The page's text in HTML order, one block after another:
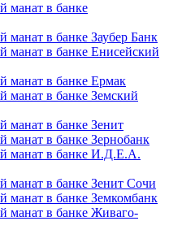
манат в банке
в банке Заубер Банк
манат в банке Енисейский
манат в банке Ермак
манат в банке Земский
манат в банке Зенит
в банке Зернобанк
манат в банке И.Д.Е.А.
манат в банке Зенит Сочи
манат в банке Земкомбанк
манат в банке Живаго-